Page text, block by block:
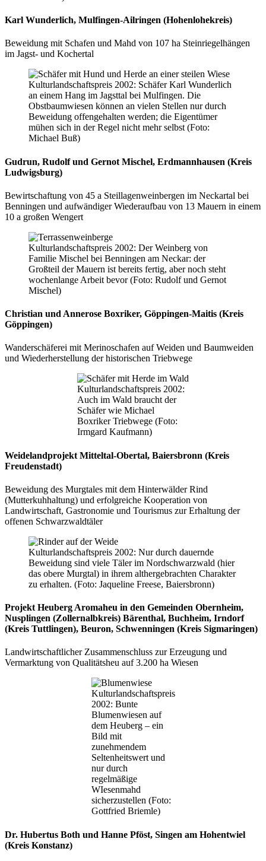
Karl Wunderlich, Mulfingen-Ailringen (Hohenlohekreis)
Beweidung mit Schafen und Mahd von 107 ha Steinriegelhängen
im Jagst- und Kochertal
Kulturlandschaftspreis 2002: Schäfer Karl Wunderlich
an einem Hang im Jagsttal bei Mulfingen. Die
Obstbaumwiesen können an vielen Stellen nur durch
Beweidung offengehalten werden; die Eigentümer
mühen sich in der Regel nicht mehr selbst (Foto:
Michael Buß)
Gudrun, Rudolf und Gernot Mischel, Erdmannhausen (Kreis
Ludwigsburg)
Bewirtschaftung von 45 a Steillagenweinbergen im Neckartal bei
Benningen und aufwändiger Wiederaufbau von 13 Mauern in einem
10 a großen Wengert
Kulturlandschaftspreis 2002: Der Weinberg von
Familie Mischel bei Benningen am Neckar: der
Großteil der Mauern ist bereits fertig, aber noch steht
wochenlange Arbeit bevor (Foto: Rudolf und Gernot
Mischel)
Christian und Annerose Boxriker, Göppingen-Maitis (Kreis
Göppingen)
Wanderschäferei mit Merinoschafen auf Weiden und Baumweiden
und Wiederherstellung der historischen Triebwege
Kulturlandschaftspreis 2002:
Auch im Wald braucht der
Schäfer wie Michael
Boxriker Triebwege (Foto:
Irmgard Kaufmann)
Weidelandprojekt Mitteltal-Obertal, Baiersbronn (Kreis
Freudenstadt)
Beweidung des Murgtales mit dem Hinterwälder Rind
(Mutterkuhhaltung) und erfolg­reiche Kooperation von
Landwirtschaft, Gastronomie und Tourismus zur Erhaltung der
offenen Schwarzwaldtäler
Kulturlandschaftspreis 2002: Nur durch dauernde
Beweidung sind viele Täler im Nordschwarzwald (hier
das obere Murgtal) in ihrem althergebrachten Charakter
zu erhalten. (Foto: Jaqueline Freese, Baiersbronn)
Projekt Heuberg Aromaheu in den Gemeinden Obernheim,
Nusplingen (Zollernalbkreis) Bärenthal, Buchheim, Irndorf
(Kreis Tuttlingen), Beuron, Schwenningen (Kreis Sigmaringen)
Landwirtschaftlicher Zusammenschluss zur Erzeugung und
Vermarktung von Qualitätsheu auf 3.200 ha Wiesen
Kulturlandschaftspreis
2002: Bunte
Blumenwiesen auf
dem Heuberg – ein
Bild mit
zunehmendem
Seltenheitswert und
nur durch
regelmäßige
WIesenmahd
sicherzustellen (Foto:
Gottfried Briemle)
Dr. Hubertus Both und Hanne Pföst, Singen am Hohentwiel
(Kreis Konstanz)